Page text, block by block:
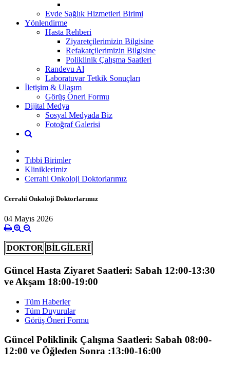
Evde Sağlık Hizmetleri Birimi
Yönlendirme
Hasta Rehberi
Ziyaretçilerimizin Bilgisine
Refakatçilerimizin Bilgisine
Poliklinik Çalışma Saatleri
Randevu Al
Laboratuvar Tetkik Sonuçları
İletişim & Ulaşım
Görüş Öneri Formu
Dijital Medya
Sosyal Medyada Biz
Fotoğraf Galerisi
Tıbbi Birimler
Kliniklerimiz
Cerrahi Onkoloji Doktorlarımız
Cerrahi Onkoloji Doktorlarımız
04 Mayıs 2026
DOKTOR BİLGİLERİ
Güncel Hasta Ziyaret Saatleri: Sabah 12:00-13:30
ve Akşam 18:00-19:00
Tüm Haberler
Tüm Duyurular
Görüş Öneri Formu
Güncel Poliklinik Çalışma Saatleri: Sabah 08:00-
12:00 ve Öğleden Sonra :13:00-16:00